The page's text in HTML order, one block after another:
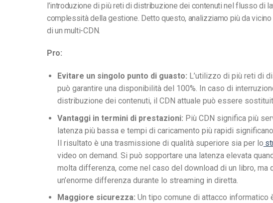
l’introduzione di più reti di distribuzione dei contenuti nel flusso di
complessità della gestione. Detto questo, analizziamo più da
di un multi-CDN.
Pro:
Evitare un singolo punto di guasto: L’utilizzo di più reti di
può garantire una disponibilità del 100%. In caso di
distribuzione dei contenuti, il CDN attuale può essere
Vantaggi in termini di prestazioni: Più CDN significa più
latenza più bassa e tempi di caricamento più rapidi
Il risultato è una trasmissione di qualità superiore sia per lo
video on demand. Si può sopportare una latenza elevata
molta differenza, come nel caso del download di un libro, ma
un’enorme differenza durante lo streaming in diretta.
Maggiore sicurezza: Un tipo comune di attacco informatico